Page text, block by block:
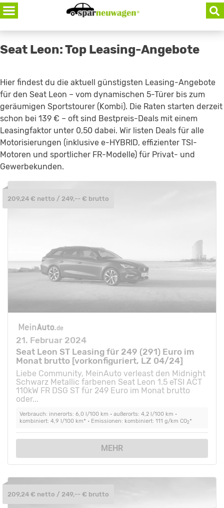
Skip
to
content
Seat Leon: Top Leasing-Angebote
Hier findest du die aktuell günstigsten Leasing-Angebote
für den Seat Leon – vom dynamischen 5-Türer bis zum
geräumigen Sportstourer (Kombi). Die Raten starten derzeit
schon bei 139 € – oft sind Bestpreis-Deals mit einem
Leasingfaktor unter 0,50 dabei. Wir listen Deals für alle
Motorisierungen (inklusive e-HYBRID, effizienter TSI-
Motoren und sportlicher FR-Modelle) für Privat- und
Gewerbekunden.
21. Februar 2024
Seat Leon ST Leasing für 249 (291) Euro im
Monat brutto [vorkonfiguriert, LZ 04/24]
Liebe Community, MeinAuto verleast den Midnight
Schwarz Metallic farbenen Seat Leon 1.5 eTSI ACT
110kW FR DSG ST für 249 Euro im Monat brutto
oder...
Verbrauch: innerorts: 6,0 l/100 km • außerorts: 4,2 l/100 km •
kombiniert: 4,9 l/100 km* • Emissionen: kombiniert: 111 g/km CO2*
MEHR
209,24 € netto / 249,-- € brutto
209,24 € netto / 249,-- € brutto